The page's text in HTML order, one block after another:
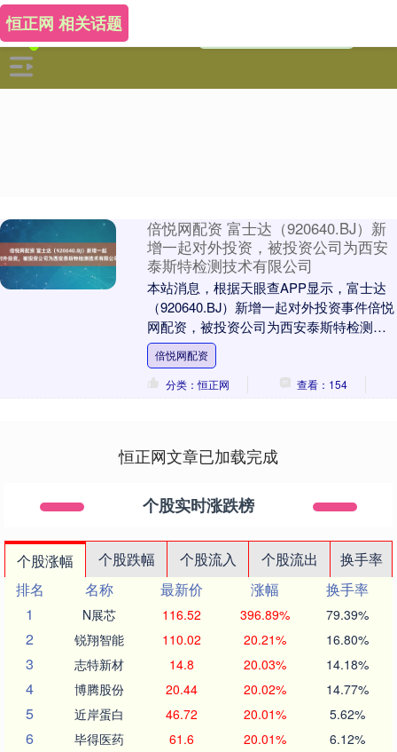
恒正网 相关话题
倍悦网配资 富士达（920640.BJ）新
增一起对外投资，被投资公司为西安
泰斯特检测技术有限公司
本站消息，根据天眼查APP显示，富士达
（920640.BJ）新增一起对外投资事件倍悦
网配资，被投资公司为西安泰斯特检测技
术有限公司，法定代表人叶振，投资占比
为1....
倍悦网配资
分类：恒正网
查看：154
恒正网文章已加载完成
个股实时涨跌榜
个股涨幅 个股跌幅 个股流入 个股流出
换手率
排名
名称 最新价 涨幅
换手率
1
N展芯 116.52 396.89% 79.39%
2 锐翔智能 110.02 20.21% 16.80%
3 志特新材 14.8 20.03% 14.18%
4 博腾股份 20.44 20.02% 14.77%
5 近岸蛋白 46.72 20.01% 5.62%
6 毕得医药 61.6 20.01% 6.12%